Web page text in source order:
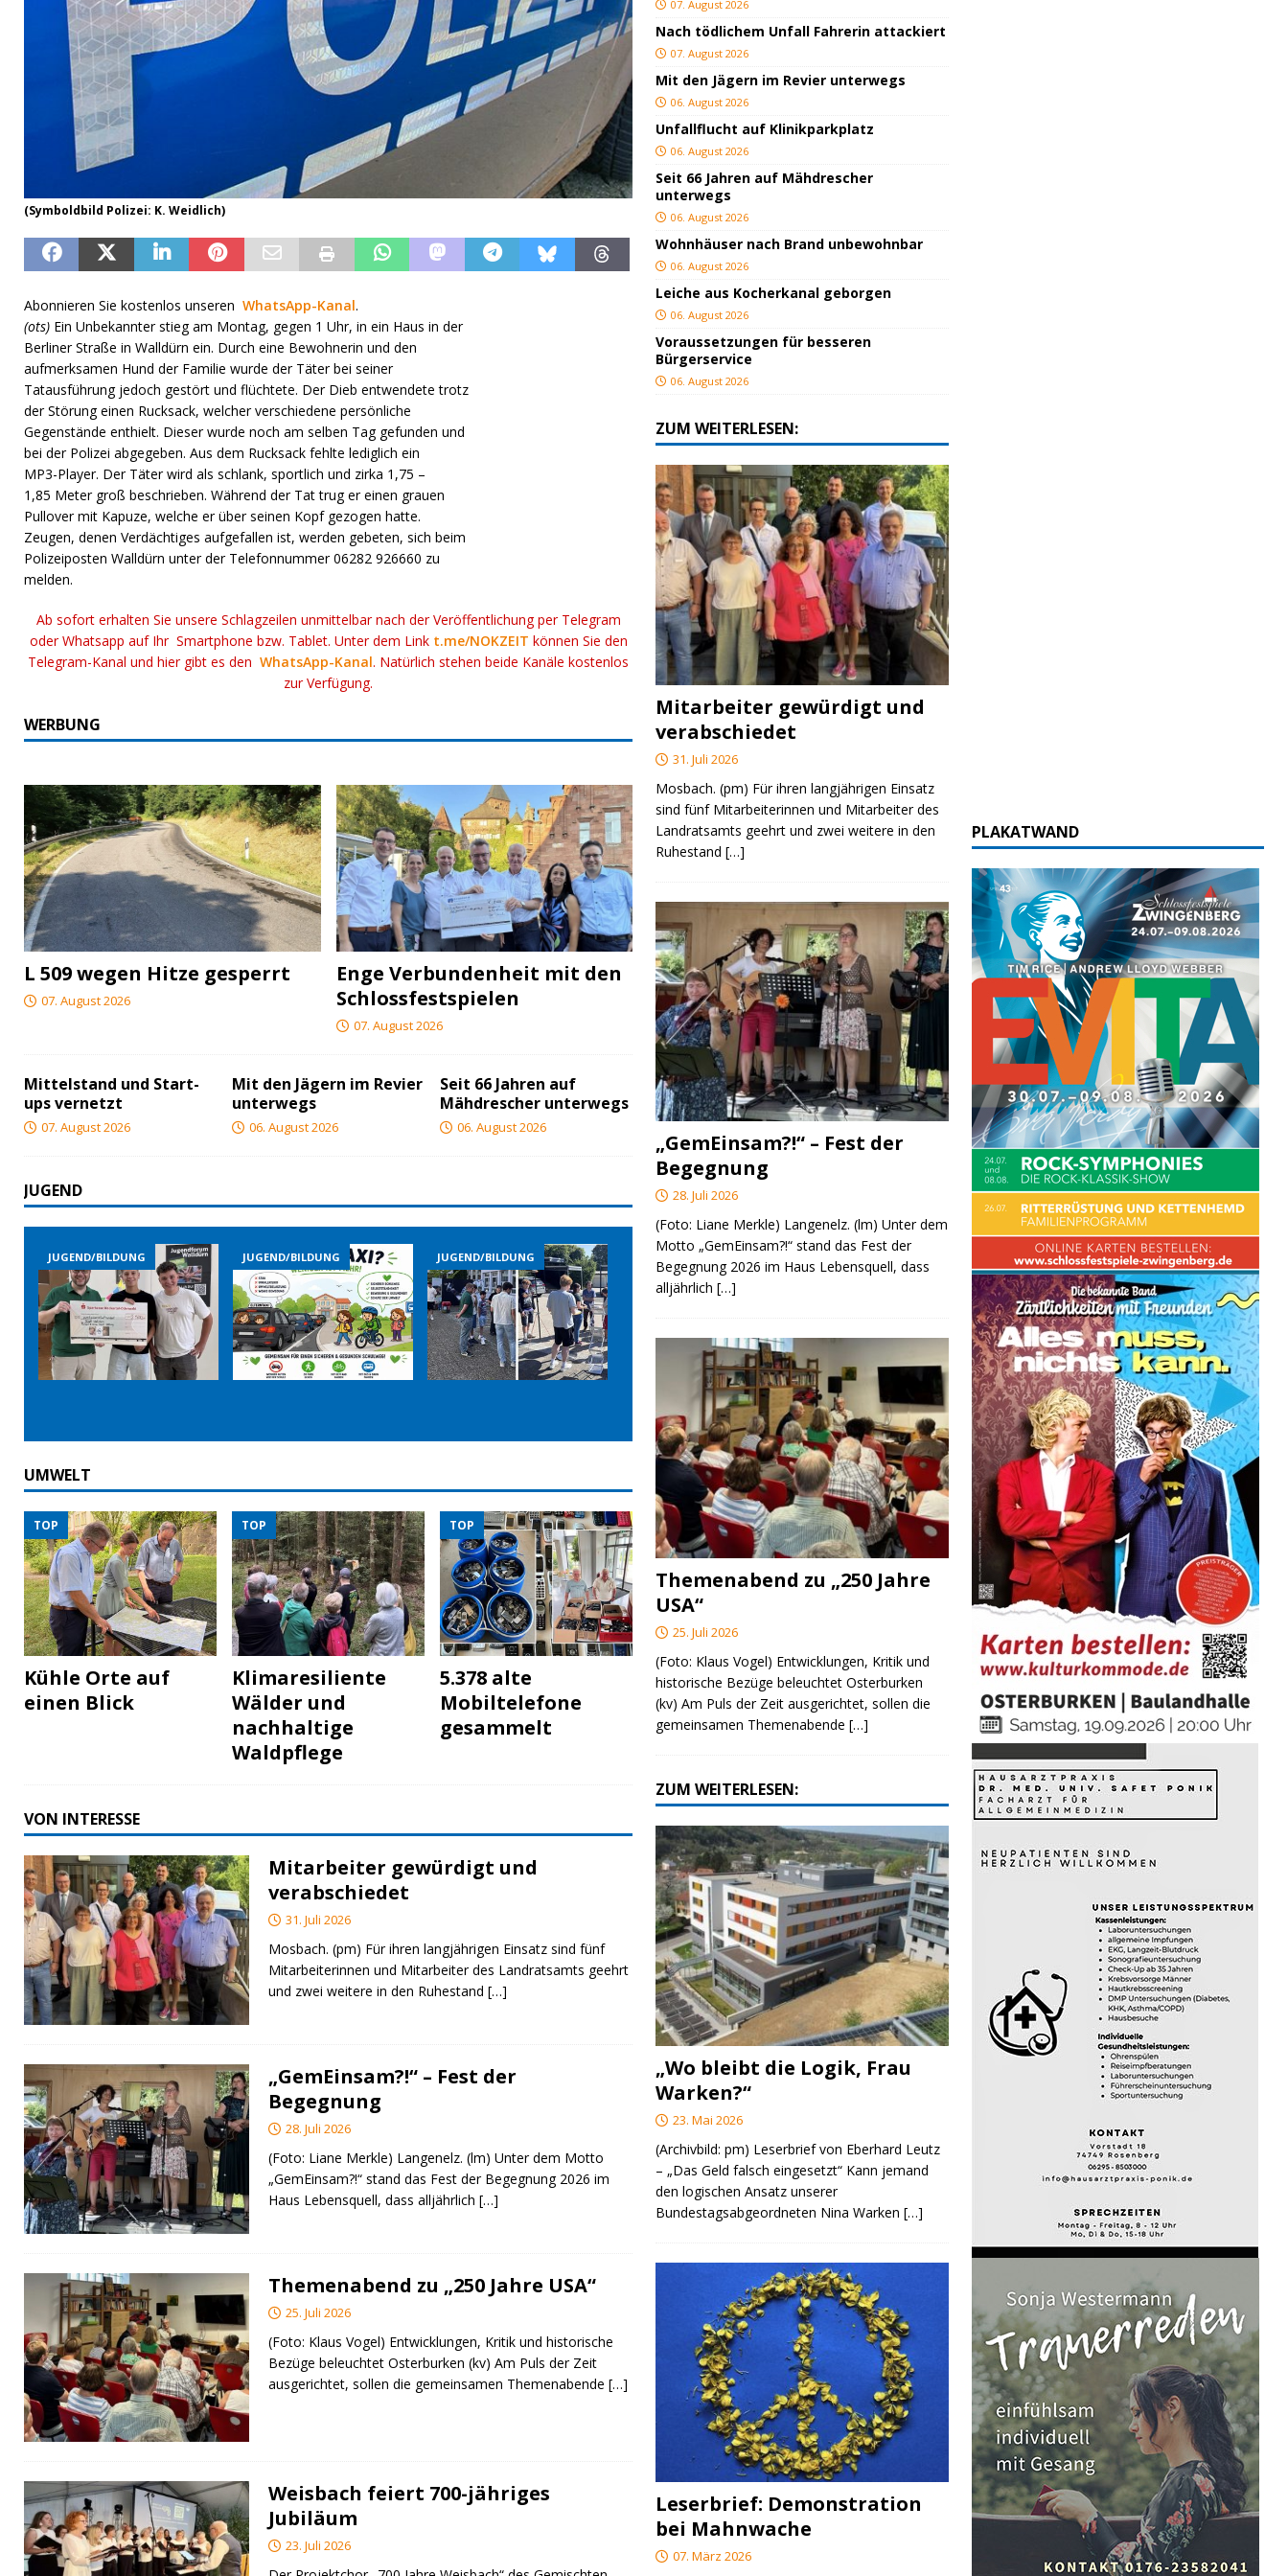
(Symboldbild Polizei: K. Weidlich)
Abonnieren Sie kostenlos unseren WhatsApp-Kanal.
(ots) Ein Unbekannter stieg am Montag, gegen 1 Uhr, in ein Haus in der
Berliner Straße in Walldürn ein. Durch eine Bewohnerin und den
aufmerksamen Hund der Familie wurde der Täter bei seiner
Tatausführung jedoch gestört und flüchtete. Der Dieb entwendete trotz
der Störung einen Rucksack, welcher verschiedene persönliche
Gegenstände enthielt. Dieser wurde noch am selben Tag gefunden und
bei der Polizei abgegeben. Aus dem Rucksack fehlte lediglich ein
MP3-Player. Der Täter wird als schlank, sportlich und zirka 1,75 –
1,85 Meter groß beschrieben. Während der Tat trug er einen grauen
Pullover mit Kapuze, welche er über seinen Kopf gezogen hatte.
Zeugen, denen Verdächtiges aufgefallen ist, werden gebeten, sich beim
Polizeiposten Walldürn unter der Telefonnummer 06282 926660 zu
melden.
Ab sofort erhalten Sie unsere Schlagzeilen unmittelbar nach der Veröffentlichung per Telegram
oder Whatsapp auf Ihr Smartphone bzw. Tablet. Unter dem Link t.me/NOKZEIT können Sie den
Telegram-Kanal und hier gibt es denWhatsApp-Kanal. Natürlich stehen beide Kanäle kostenlos
zur Verfügung.
WERBUNG
L 509 wegen Hitze gesperrt
07. August 2026
Enge Verbundenheit mit den
Schlossfestspielen
07. August 2026
Mittelstand und Start-
ups vernetzt
07. August 2026
Mit den Jägern im Revier
unterwegs
06. August 2026
Seit 66 Jahren auf
Mähdrescher unterwegs
06. August 2026
JUGEND
JUGEND/BILDUNG JUGEND/BILDUNG JUGEND/BILDUNG
UMWELT
TOP
Kühle Orte auf
einen Blick
TOP
Klimaresiliente
Wälder und
nachhaltige
Waldpflege
TOP
5.378 alte
Mobiltelefone
gesammelt
VON INTERESSE
Mitarbeiter gewürdigt und
verabschiedet
31. Juli 2026
Mosbach. (pm) Für ihren langjährigen Einsatz sind fünf
Mitarbeiterinnen und Mitarbeiter des Landratsamts geehrt
und zwei weitere in den Ruhestand […]
„GemEinsam?!“ – Fest der
Begegnung
28. Juli 2026
(Foto: Liane Merkle) Langenelz. (lm) Unter dem Motto
„GemEinsam?!“ stand das Fest der Begegnung 2026 im
Haus Lebensquell, dass alljährlich […]
Themenabend zu „250 Jahre USA“
25. Juli 2026
(Foto: Klaus Vogel) Entwicklungen, Kritik und historische
Bezüge beleuchtet Osterburken (kv) Am Puls der Zeit
ausgerichtet, sollen die gemeinsamen Themenabende […]
Weisbach feiert 700-jähriges
Jubiläum
23. Juli 2026
07. August 2026
Nach tödlichem Unfall Fahrerin attackiert
07. August 2026
Mit den Jägern im Revier unterwegs
06. August 2026
Unfallflucht auf Klinikparkplatz
06. August 2026
Seit 66 Jahren auf Mähdrescher
unterwegs
06. August 2026
Wohnhäuser nach Brand unbewohnbar
06. August 2026
Leiche aus Kocherkanal geborgen
06. August 2026
Voraussetzungen für besseren
Bürgerservice
06. August 2026
ZUM WEITERLESEN:
Mitarbeiter gewürdigt und
verabschiedet
31. Juli 2026
Mosbach. (pm) Für ihren langjährigen Einsatz
sind fünf Mitarbeiterinnen und Mitarbeiter des
Landratsamts geehrt und zwei weitere in den
Ruhestand[…]
„GemEinsam?!“ – Fest der
Begegnung
28. Juli 2026
(Foto: Liane Merkle) Langenelz. (lm) Unter dem
Motto „GemEinsam?!“ stand das Fest der
Begegnung 2026 im Haus Lebensquell, dass
alljährlich[…]
Themenabend zu „250 Jahre
USA“
25. Juli 2026
(Foto: Klaus Vogel) Entwicklungen, Kritik und
historische Bezüge beleuchtet Osterburken
(kv) Am Puls der Zeit ausgerichtet, sollen die
gemeinsamen Themenabende[…]
ZUM WEITERLESEN:
„Wo bleibt die Logik, Frau
Warken?“
23. Mai 2026
(Archivbild: pm) Leserbrief von Eberhard Leutz
– „Das Geld falsch eingesetzt“ Kann jemand
den logischen Ansatz unserer
Bundestagsabgeordneten Nina Warken[…]
Leserbrief: Demonstration
bei Mahnwache
07. März 2026
PLAKATWAND